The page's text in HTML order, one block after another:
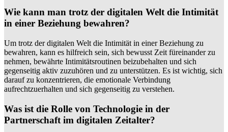
Wie kann man trotz der digitalen Welt die Intimität
in einer Beziehung bewahren?
Um trotz der digitalen Welt die Intimität in einer Beziehung zu
bewahren, kann es hilfreich sein, sich bewusst Zeit füreinander zu
nehmen, bewährte Intimitätsroutinen beizubehalten und sich
gegenseitig aktiv zuzuhören und zu unterstützen. Es ist wichtig, sich
darauf zu konzentrieren, die emotionale Verbindung
aufrechtzuerhalten und sich gegenseitig zu verstehen.
Was ist die Rolle von Technologie in der
Partnerschaft im digitalen Zeitalter?